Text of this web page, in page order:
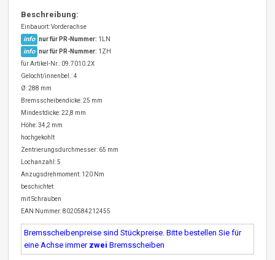
Beschreibung:
Einbauort: Vorderachse
info nur für PR-Nummer: 1LN
info nur für PR-Nummer: 1ZH
für Artikel-Nr.: 09.7010.2X
Gelocht/innenbel.: 4
Ø: 288 mm
Bremsscheibendicke: 25 mm
Mindestdicke: 22,8 mm
Höhe: 34,2 mm
hochgekohlt
Zentrierungsdurchmesser: 65 mm
Lochanzahl: 5
Anzugsdrehmoment: 120 Nm
beschichtet
mit Schrauben
EAN Nummer: 8020584212455
Bremsscheibenpreise sind Stückpreise. Bitte bestellen Sie für
eine Achse immer zwei Bremsscheiben